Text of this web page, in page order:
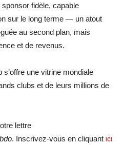
fidèle, capable
sur le long terme — un atout
au second plan, mais
et de revenus.
une vitrine mondiale
clubs et de leurs millions de
lettre
. Inscrivez-vous en cliquant ici